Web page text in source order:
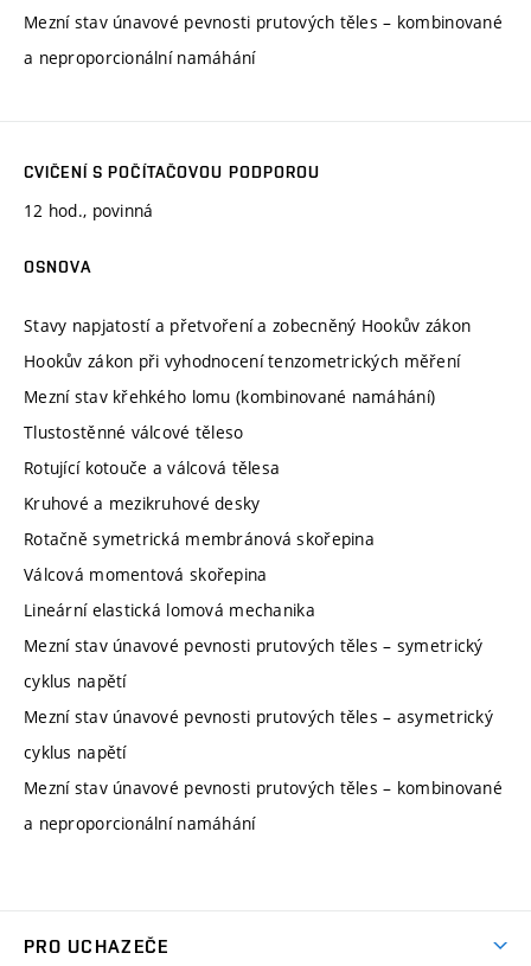
Mezní stav únavové pevnosti prutových těles – kombinované
a neproporcionální namáhání
CVIČENÍ S POČÍTAČOVOU PODPOROU
12 hod., povinná
OSNOVA
Stavy napjatostí a přetvoření a zobecněný Hookův zákon
Hookův zákon při vyhodnocení tenzometrických měření
Mezní stav křehkého lomu (kombinované namáhání)
Tlustostěnné válcové těleso
Rotující kotouče a válcová tělesa
Kruhové a mezikruhové desky
Rotačně symetrická membránová skořepina
Válcová momentová skořepina
Lineární elastická lomová mechanika
Mezní stav únavové pevnosti prutových těles – symetrický
cyklus napětí
Mezní stav únavové pevnosti prutových těles – asymetrický
cyklus napětí
Mezní stav únavové pevnosti prutových těles – kombinované
a neproporcionální namáhání
PRO UCHAZEČE